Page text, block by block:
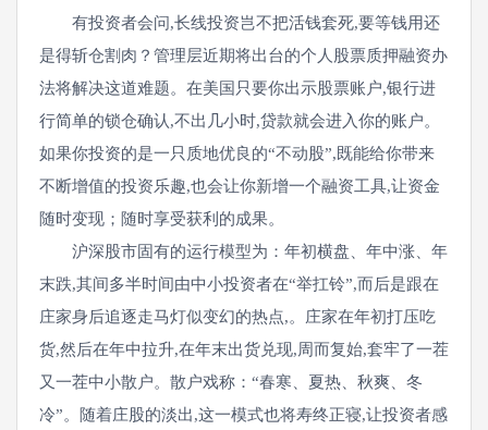
有投资者会问,长线投资岂不把活钱套死,要等钱用还
是得斩仓割肉？管理层近期将出台的个人股票质押融资办
法将解决这道难题。在美国只要你出示股票账户,银行进
行简单的锁仓确认,不出几小时,贷款就会进入你的账户。
如果你投资的是一只质地优良的“不动股”,既能给你带来
不断增值的投资乐趣,也会让你新增一个融资工具,让资金
随时变现；随时享受获利的成果。
沪深股市固有的运行模型为：年初横盘、年中涨、年
末跌,其间多半时间由中小投资者在“举扛铃”,而后是跟在
庄家身后追逐走马灯似变幻的热点,。庄家在年初打压吃
货,然后在年中拉升,在年末出货兑现,周而复始,套牢了一茬
又一茬中小散户。散户戏称：“春寒、夏热、秋爽、冬
冷”。随着庄股的淡出,这一模式也将寿终正寝,让投资者感